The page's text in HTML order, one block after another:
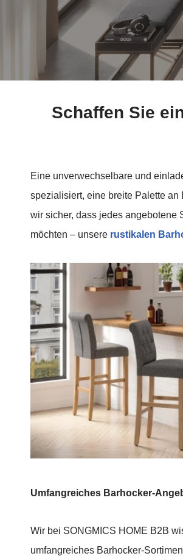
Schaffen Sie
Eine unverwechselbare und
spezialisiert, eine breite Palette
wir sicher, dass jedes angebotene
möchten – unsere rustikalen
Umfangreiches Barhocker-
Wir bei SONGMICS HOME B2B
umfangreiches Barhocker-